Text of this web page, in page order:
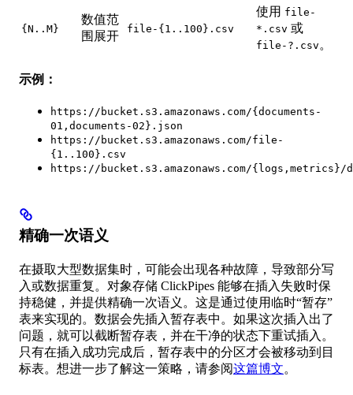
{N..M}
数值范
围展开
file-{1..100}.csv
使用 file-
*.csv 或
file-?.csv 。
示例：
https://bucket.s3.amazonaws.com/{documents-
01,documents-02}.json
https://bucket.s3.amazonaws.com/file-
{1..100}.csv
https://bucket.s3.amazonaws.com/{logs,metrics}/
精确一次语义
在摄取大型数据集时，可能会出现各种故障，导致部分写
入或数据重复。对象存储 ClickPipes 能够在插入失败时保
持稳健，并提供精确一次语义。这是通过使用临时“暂存”
表来实现的。数据会先插入暂存表中。如果这次插入出了
问题，就可以截断暂存表，并在干净的状态下重试插入。
只有在插入成功完成后，暂存表中的分区才会被移动到目
标表。想进一步了解这一策略，请参阅这篇博文。